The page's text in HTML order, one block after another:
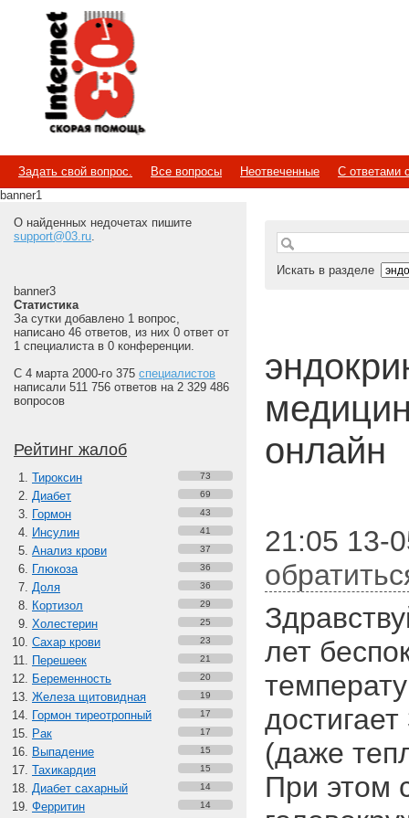
Internet
Скорая помощь
Задать свой вопрос. Все вопросы Неотвеченные
С ответами
banner1
О найденных недочетах пишите
support@03.ru.
banner3
Статистика
За сутки добавлено 1 вопрос,
написано 46 ответов, из них 0 ответ от
1 специалиста в 0 конференции.
С 4 марта 2000-го 375 специалистов
написали 511 756 ответов на 2 329 486
вопросов
Рейтинг жалоб
Тироксин 73
Диабет 69
Гормон 43
Инсулин 41
Анализ крови 37
Глюкоза 36
Доля 36
Кортизол 29
Холестерин 25
Сахар крови 23
Перешеек 21
Беременность 20
Железа щитовидная 19
Гормон тиреотропный 17
Рак 17
Выпадение 15
Тахикардия 15
Диабет сахарный 14
Ферритин 14
Искать в разделе
онлайн
21:05 13-
лет
(даже
При этом